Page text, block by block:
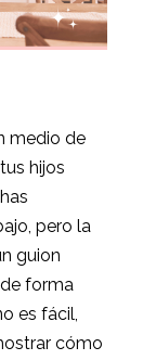
medio de
hijos
pero la
guion
forma
es fácil,
cómo